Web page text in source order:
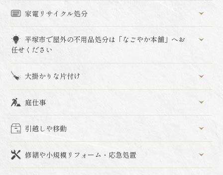
家電リサイクル処分
平塚市で屋外の不用品処分は「なごやか本舗」へお
任せください
大掛かりな片付け
庭仕事
引越しや移動
修繕や小規模リフォーム・応急処置